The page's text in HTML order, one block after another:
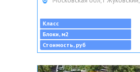
Класс
Блоки, м2
Стоимость, руб